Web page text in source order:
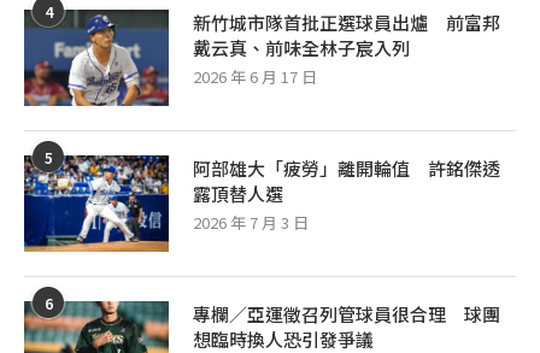
4
新竹城市隊首批正選球員出爐 前富邦
戴云真、前味全林子宸入列
2026 年 6 月 17 日
5
阿部雄大「疲勞」離開輪值 許銘傑透
露頂替人選
2026 年 7 月 3 日
6
專欄／亞運徵召列管球員很合理 球團
想臨時換人恐引發爭議